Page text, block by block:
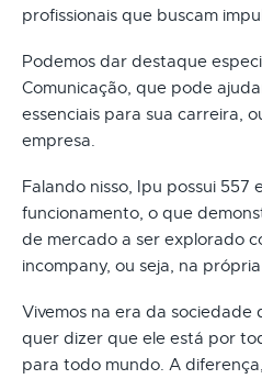
profissionais que buscam
Podemos dar destaque
Comunicação, que pode
essenciais para sua carreira,
empresa.
Falando nisso, Ipu possui 557
funcionamento, o que
de mercado a ser explorado
incompany, ou seja, na
Vivemos na era da sociedade
quer dizer que ele está por
para todo mundo. A